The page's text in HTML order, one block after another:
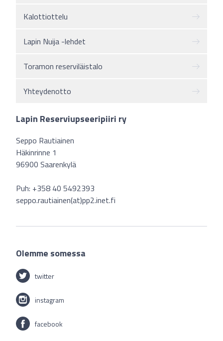
Kalottiottelu
Lapin Nuija -lehdet
Toramon reserviläistalo
Yhteydenotto
Lapin Reserviupseeripiiri ry
Seppo Rautiainen
Häkinrinne 1
96900 Saarenkylä
Puh: +358 40 5492393
seppo.rautiainen(at)pp2.inet.fi
Olemme somessa
twitter
instagram
facebook